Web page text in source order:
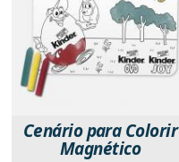
Cenário para Colorir
Magnético